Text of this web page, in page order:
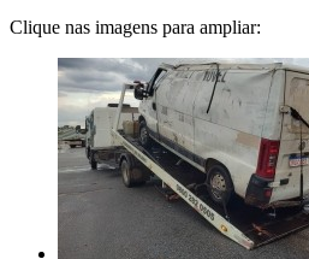
Clique nas imagens para ampliar: